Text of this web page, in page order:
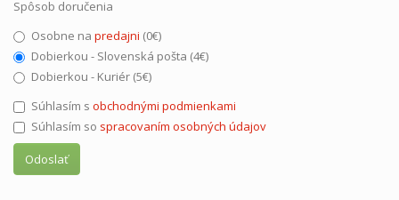
Spôsob doručenia
Osobne na predajni (0€)
Dobierkou - Slovenská pošta (4€)
Dobierkou - Kuriér (5€)
Súhlasím s obchodnými podmienkami
Súhlasím so spracovaním osobných údajov
Odoslať